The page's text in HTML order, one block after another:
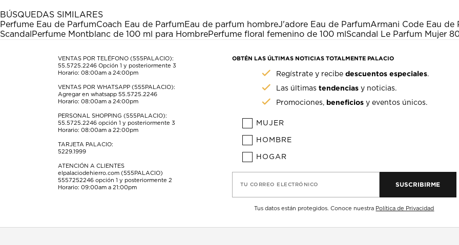
BÚSQUEDAS SIMILARES
Perfume Eau de ParfumCoach Eau de ParfumEau de parfum hombreJ'adore Eau de ParfumArmani Code Eau de
ScandalPerfume Montblanc de 100 ml para HombrePerfume floral femenino de 100 mlScandal Le Parfum Mujer
VENTAS POR TELÉFONO (555PALACIO):
55.5725.2246 Opción 1 y posteriormente 3
Horario: 08:00am a 24:00pm
VENTAS POR WHATSAPP (555PALACIO):
Agregar en whatsapp 55.5725.2246
Horario: 08:00am a 24:00pm
PERSONAL SHOPPING (555PALACIO):
55.5725.2246 opción 1 y posteriormente 3
Horario: 08:00am a 22:00pm
TARJETA PALACIO:
5229.1999
ATENCIÓN A CLIENTES
elpalaciodehierro.com (555PALACIO)
5557252246 opción 1 y posteriormente 2
Horario: 09:00am a 21:00pm
OBTÉN LAS ÚLTIMAS NOTICIAS TOTALMENTE PALACIO
Regístrate y recibedescuentos especiales.
Las últimastendencias y noticias.
Promociones, beneficios y eventos únicos.
MUJER
HOMBRE
HOGAR
TU CORREO ELECTRÓNICO SUSCRIBIRME
Tus datos están protegidos. Conoce nuestra Política de Privacidad